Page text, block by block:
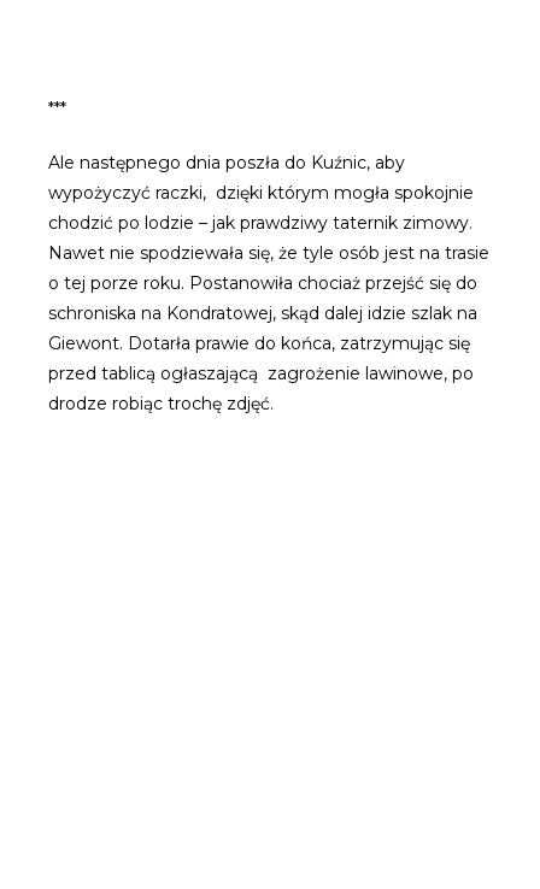
***
Ale następnego dnia poszła do Kuźnic, aby
wypożyczyć raczki, dzięki którym mogła spokojnie
chodzić po lodzie – jak prawdziwy taternik zimowy.
Nawet nie spodziewała się, że tyle osób jest na trasie
o tej porze roku. Postanowiła chociaż przejść się do
schroniska na Kondratowej, skąd dalej idzie szlak na
Giewont. Dotarła prawie do końca, zatrzymując się
przed tablicą ogłaszającą zagrożenie lawinowe, po
drodze robiąc trochę zdjęć.